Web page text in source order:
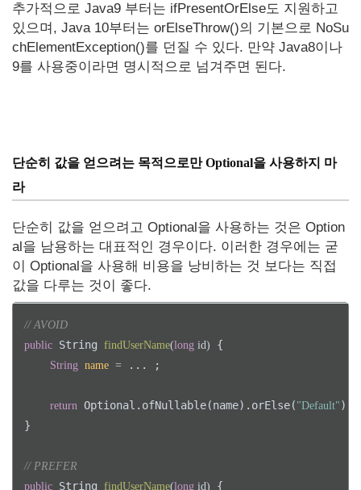
추가적으로 Java9 부터는 ifPresentOrElse도 지원하고
있으며, Java 10부터는 orElseThrow()의 기본으로 NoSu
chElementException()를 던질 수 있다. 만약 Java8이나
9를 사용중이라면 명시적으로 넘겨주면 된다.
단순히 값을 얻으려는 목적으로만 Optional을 사용하지 마
라
단순히 값을 얻으려고 Optional을 사용하는 것은 Option
al을 남용하는 대표적인 경우이다. 이러한 경우에는 굳
이 Optional을 사용해 비용을 낭비하는 것 보다는 직접
값을 다루는 것이 좋다.
// AVOID
public String findUserName(long id) {
String name = ... ;
return Optional.ofNullable(name).orElse( "Default" );
}
// PREFER
public String findUserName(long id) {